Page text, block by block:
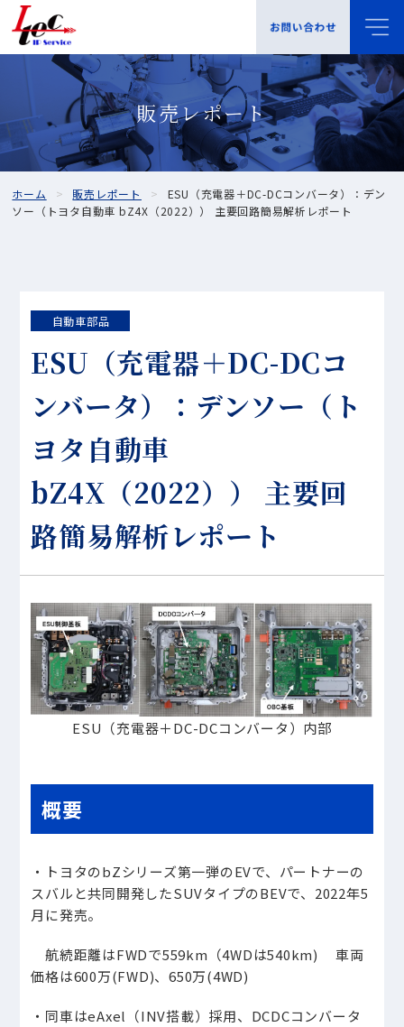
販売レポート
ホーム 販売レポート
ESU（充電器＋DC-DCコンバータ）：デン
ソー（トヨタ自動車 bZ4X（2022）） 主要回路簡易解析レポート
自動車部品
ESU（充電器＋DC-DCコ
ンバータ）：デンソー（ト
ヨタ自動車
bZ4X（2022）） 主要回
路簡易解析レポート
ESU（充電器＋DC-DCコンバータ）内部
概要
・トヨタのbZシリーズ第一弾のEVで、パートナーの
スバルと共同開発したSUVタイプのBEVで、2022年5
月に発売。
航続距離はFWDで559km（4WDは540km) 車両
価格は600万(FWD)、650万(4WD)
・同車はeAxel（INV搭載）採用、DCDCコンバータ